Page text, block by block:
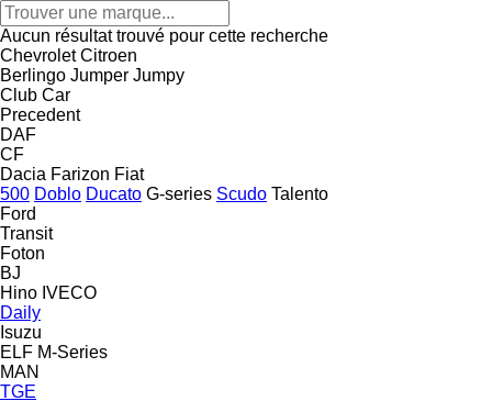
Aucun résultat trouvé pour cette recherche
Chevrolet Citroen
Berlingo Jumper Jumpy
Club Car
Precedent
DAF
CF
Dacia Farizon Fiat
500 Doblo Ducato G-series Scudo Talento
Ford
Transit
Foton
BJ
Hino IVECO
Daily
Isuzu
ELF M-Series
MAN
TGE